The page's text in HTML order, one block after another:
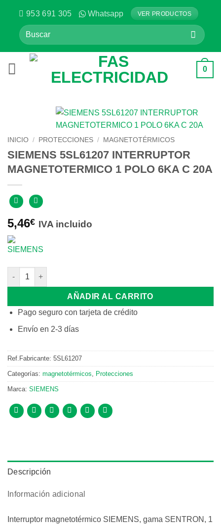
contenido
953 691 305 Whatsapp VER PRODUCTOS
Buscar
por:
0
INICIO / PROTECCIONES / MAGNETOTÉRMICOS
SIEMENS 5SL61207 INTERRUPTOR
MAGNETOTERMICO 1 POLO 6KA C 20A
5,46€ IVA incluido
SIEMENS 5SL61207 INTERRUPTOR MAGNETOTERMICO 1
AÑADIR AL CARRITO
Pago seguro con tarjeta de crédito
Envío en 2-3 días
Ref.Fabricante: 5SL61207
Categorías: magnetotérmicos Protecciones
Marca: SIEMENS
Descripción
Información adicional
Interruptor magnetotérmico SIEMENS, gama SENTRON, 1